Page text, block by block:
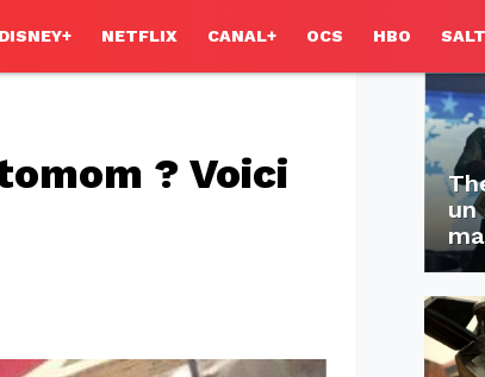
DISNEY+ NETFLIX CANAL+ OCS HBO
? Voici
un